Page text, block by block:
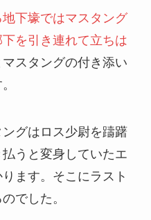
下壕ではマスタング
を引き連れて立ちは
スタングの付き添い
グはロス少尉を躊躇
うと変身していたエ
ます。そこにラスト
でした。